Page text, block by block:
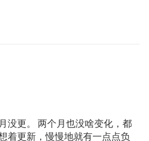
没更。 两个月也没啥变化，都
着更新，慢慢地就有一点点负